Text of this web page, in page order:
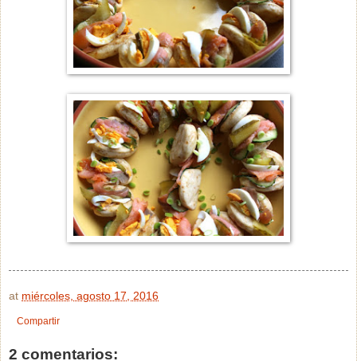
at miércoles, agosto 17, 2016
Compartir
2 comentarios: